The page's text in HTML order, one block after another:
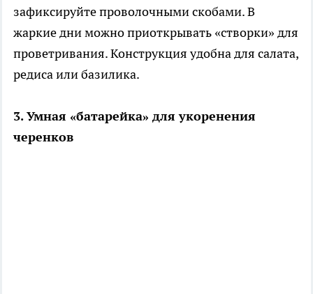
зафиксируйте проволочными скобами. В
жаркие дни можно приоткрывать «створки» для
проветривания. Конструкция удобна для салата,
редиса или базилика.
3. Умная «батарейка» для укоренения
черенков